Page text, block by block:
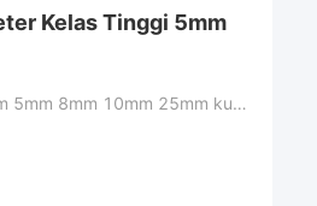
Kelas Tinggi 5mm
Pasokan Pabrik Diameter Tinggi 5mm 4mm 5mm 8mm 10mm 25mm kuarsa kuarsa batang